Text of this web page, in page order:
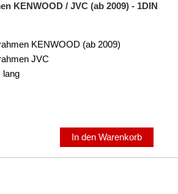
KENWOOD / JVC (ab 2009) - 1DIN
KENWOOD (ab 2009)
JVC
lang
In den Warenkorb